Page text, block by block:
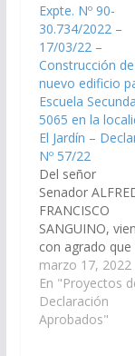
Presupuesto
construcción de
nuevo edificio
Colegio
5065, de la
Expte. Nº 90-
30.734/2022 –
17/03/22 –
Construcción
nuevo edificio
Escuela
5065 en la
El Jardín –
Nº 57/22
Del señor
Senador
FRANCISCO
SANGUINO,
con agrado que
Poder Ejecutivo
Provincial, a
los organismos
correspondan,
marzo 17, 2022
En "Proyectos
Declaración
Aprobados"